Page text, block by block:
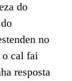
do
no
o cal fai
resposta